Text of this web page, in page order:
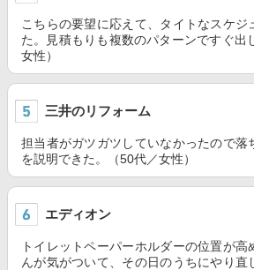
こちらの要望に応えて、タイトなスケジ
た。見積もりも複数のパターンですぐ出
女性）
三井のリフォーム
担当者がガツガツしていなかったので落
を説明できた。（50代／女性）
エディオン
トイレットペーパーホルダーの位置が高
んが気がついて、その日のうちにやり直